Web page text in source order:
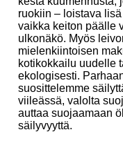
ruokiin – loistava
vaikka keiton päälle
ulkonäkö. Myös
mielenkiintoisen
kotikokkailu uudelle
ekologisesti.
suosittelemme
viileässä, valolta
auttaa suojaamaan
säilyvyyttä.